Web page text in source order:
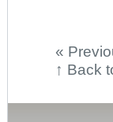
«
↑ Back